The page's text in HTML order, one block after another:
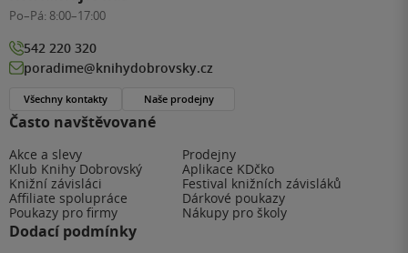
Často navštěvované
Akce a slevy
Prodejny
Klub Knihy Dobrovský
Aplikace KDčko
Knižní závisláci
Festival knižních závisláků
Affiliate spolupráce
Dárkové poukazy
Poukazy pro firmy
Nákupy pro školy
Dodací podmínky
Po–Pá: 8:00–17:00
542 220 320
poradime@knihydobrovsky.cz
Všechny kontakty Naše prodejny